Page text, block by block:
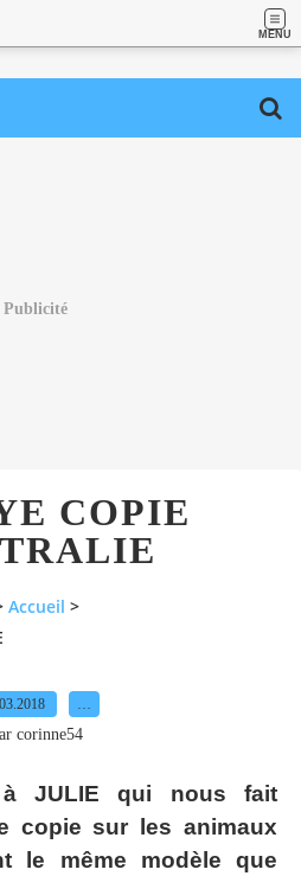
MENU
Publicité
COPIE
Accueil >
corinne54
JULIE qui nous fait
copie sur les animaux
le même modèle que